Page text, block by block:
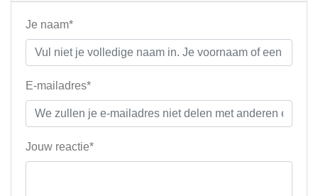
Je naam*
E-mailadres*
Jouw reactie*